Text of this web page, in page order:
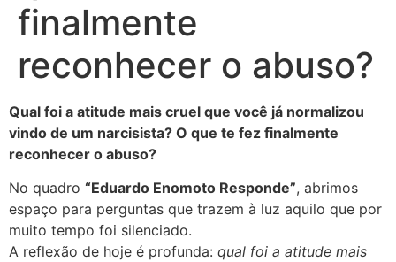
finalmente
reconhecer o abuso?
Qual foi a atitude mais cruel que você já normalizou
vindo de um narcisista? O que te fez finalmente
reconhecer o abuso?
No quadro “Eduardo Enomoto Responde”, abrimos
espaço para perguntas que trazem à luz aquilo que por
muito tempo foi silenciado.
A reflexão de hoje é profunda: qual foi a atitude mais